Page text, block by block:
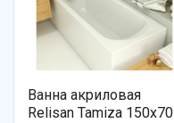
Ванна акриловая
Relisan Tamiza 150x70